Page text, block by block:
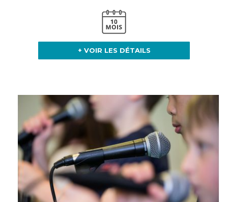
+ VOIR LES DÉTAILS